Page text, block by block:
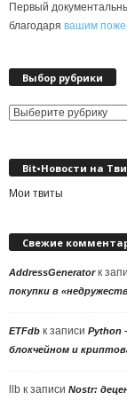
Первый
благодаря вашим
Выбор рубрики
Выбор
Bit•Новости на
Мои твиты
Свежие
AddressGeneratorк
покупки в
ETFdb к записи Python
блокчейном и
llb к записи Nostr: